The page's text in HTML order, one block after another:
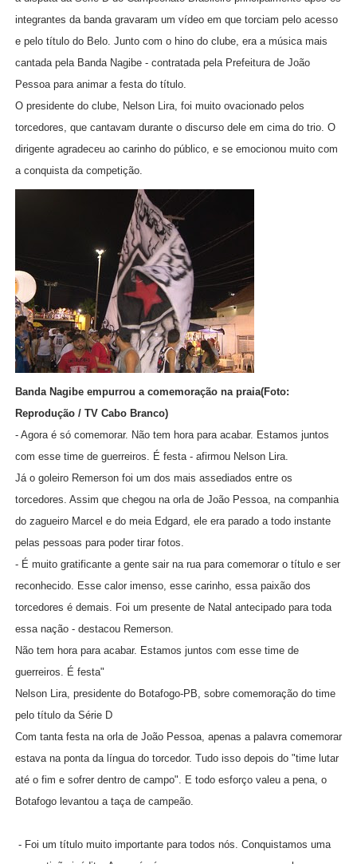
integrantes da banda gravaram um vídeo em que torciam pelo acesso
e pelo título do Belo. Junto com o hino do clube, era a música mais
cantada pela Banda Nagibe - contratada pela Prefeitura de João
Pessoa para animar a festa do título.
O presidente do clube, Nelson Lira, foi muito ovacionado pelos
torcedores, que cantavam durante o discurso dele em cima do trio. O
dirigente agradeceu ao carinho do público, e se emocionou muito com
a conquista da competição.
Banda Nagibe empurrou a comemoração na praia(Foto:
Reprodução / TV Cabo Branco)
- Agora é só comemorar. Não tem hora para acabar. Estamos juntos
com esse time de guerreiros. É festa - afirmou Nelson Lira.
Já o goleiro Remerson foi um dos mais assediados entre os
torcedores. Assim que chegou na orla de João Pessoa, na companhia
do zagueiro Marcel e do meia Edgard, ele era parado a todo instante
pelas pessoas para poder tirar fotos.
- É muito gratificante a gente sair na rua para comemorar o título e ser
reconhecido. Esse calor imenso, esse carinho, essa paixão dos
torcedores é demais. Foi um presente de Natal antecipado para toda
essa nação - destacou Remerson.
Não tem hora para acabar. Estamos juntos com esse time de
guerreiros. É festa"
Nelson Lira, presidente do Botafogo-PB, sobre comemoração do time
pelo título da Série D
Com tanta festa na orla de João Pessoa, apenas a palavra comemorar
estava na ponta da língua do torcedor. Tudo isso depois do "time lutar
até o fim e sofrer dentro de campo". E todo esforço valeu a pena, o
Botafogo levantou a taça de campeão.
- Foi um título muito importante para todos nós. Conquistamos uma